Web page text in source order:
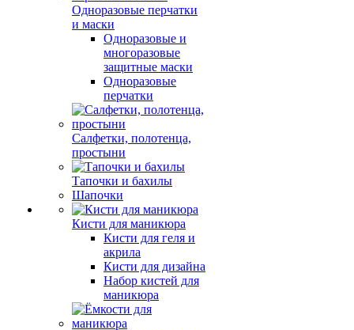
Одноразовые перчатки
и маски
Одноразовые и
многоразовые
защитные маски
Одноразовые
перчатки
Салфетки, полотенца,
простыни
Тапочки и бахилы
Шапочки
Кисти для маникюра
Кисти для геля и
акрила
Кисти для дизайна
Набор кистей для
маникюра